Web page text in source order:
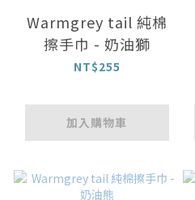
Warmgrey tail 純棉
擦手巾 - 奶油獅
NT$255
加入購物車